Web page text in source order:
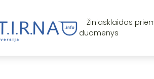
Žiniasklaidos
duomenys